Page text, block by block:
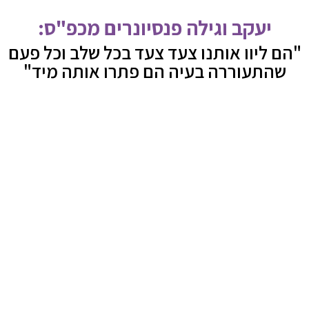
יעקב וגילה פנסיונרים מכפ"ס:
אותנו צעד צעד בכל שלב וכל פעם
בעיה הם פתרו אותה מיד"